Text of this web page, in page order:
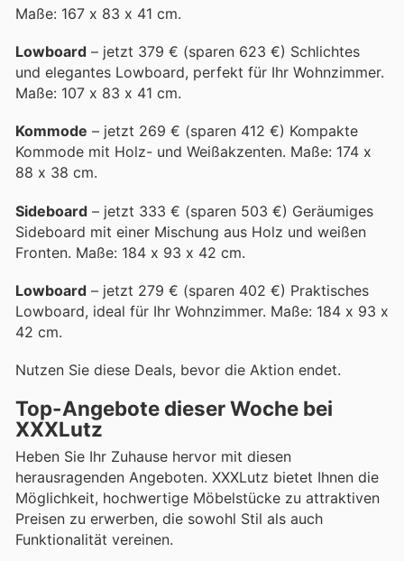
Maße: 167 x 83 x 41 cm.
Lowboard – jetzt 379 € (sparen 623 €) Schlichtes
und elegantes Lowboard, perfekt für Ihr Wohnzimmer.
Maße: 107 x 83 x 41 cm.
Kommode – jetzt 269 € (sparen 412 €) Kompakte
Kommode mit Holz- und Weißakzenten. Maße: 174 x
88 x 38 cm.
Sideboard – jetzt 333 € (sparen 503 €) Geräumiges
Sideboard mit einer Mischung aus Holz und weißen
Fronten. Maße: 184 x 93 x 42 cm.
Lowboard – jetzt 279 € (sparen 402 €) Praktisches
Lowboard, ideal für Ihr Wohnzimmer. Maße: 184 x 93 x
42 cm.
Nutzen Sie diese Deals, bevor die Aktion endet.
Top-Angebote dieser Woche bei
XXXLutz
Heben Sie Ihr Zuhause hervor mit diesen
herausragenden Angeboten. XXXLutz bietet Ihnen die
Möglichkeit, hochwertige Möbelstücke zu attraktiven
Preisen zu erwerben, die sowohl Stil als auch
Funktionalität vereinen.